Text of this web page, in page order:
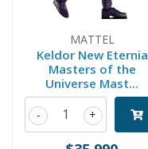
MATTEL
Keldor New Eternia
Masters of the
Universe Mast...
+
-